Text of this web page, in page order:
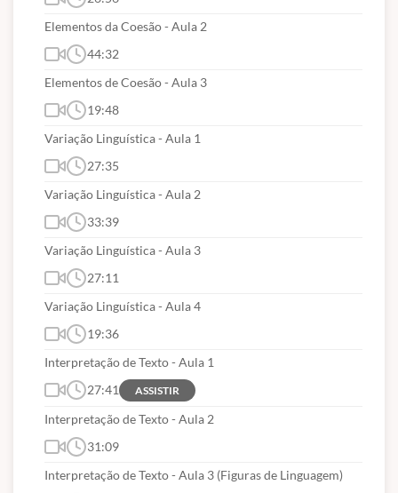
Elementos da Coesão - Aula 2
44:32
Elementos de Coesão - Aula 3
19:48
Variação Linguística - Aula 1
27:35
Variação Linguística - Aula 2
33:39
Variação Linguística - Aula 3
27:11
Variação Linguística - Aula 4
19:36
Interpretação de Texto - Aula 1
27:41
ASSISTIR
Interpretação de Texto - Aula 2
31:09
Interpretação de Texto - Aula 3 (Figuras de Linguagem)